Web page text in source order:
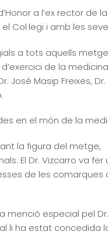
a l’ex rector de
Col·legi i amb les
a tots aquells
de la
José Masip Freixes,
en el món de la
la figura del metge,
El Dr. Vizcarro va
de les comarques
menció especial pel
li ha estat concedida